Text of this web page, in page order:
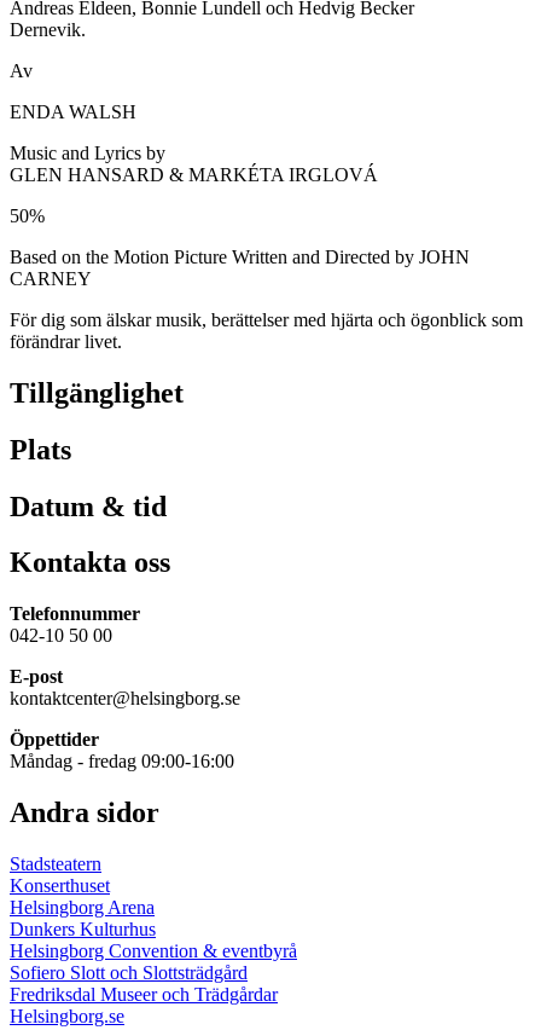
Andreas Eldeen, Bonnie Lundell och Hedvig Becker
Dernevik.
Av
ENDA WALSH
Music and Lyrics by
GLEN HANSARD & MARKÉTA IRGLOVÁ
50%
Based on the Motion Picture Written and Directed by JOHN
CARNEY
För dig som älskar musik, berättelser med hjärta och ögonblick som
förändrar livet.
Tillgänglighet
Plats
Datum & tid
Kontakta oss
Telefonnummer
042-10 50 00
E-post
kontaktcenter@helsingborg.se
Öppettider
Måndag - fredag 09:00-16:00
Andra sidor
Stadsteatern
Konserthuset
Helsingborg Arena
Dunkers Kulturhus
Helsingborg Convention & eventbyrå
Sofiero Slott och Slottsträdgård
Fredriksdal Museer och Trädgårdar
Helsingborg.se